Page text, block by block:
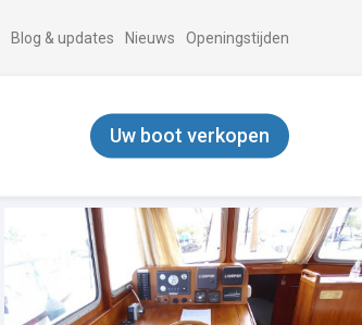
Blog & updates Nieuws Openingstijden
Uw boot verkopen